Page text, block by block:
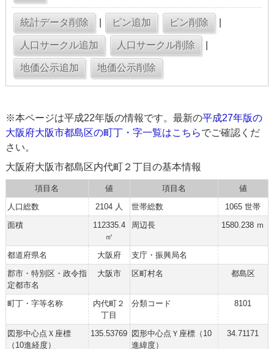
※本ページは平成22年版の情報です。最新の平成27年版の
大阪府大阪市都島区の町丁・字一覧はこちらでご確認くだ
さい。
大阪府大阪市都島区内代町２丁目の基本情報
項目名 値 項目名
値
人口総数
2104 人 世帯総数
1065 世帯
面積
112335.4
㎡
周辺長 1580.238 ｍ
都道府県名 大阪府
支庁・振興局名
郡市・特別区・政令指
定都市名
大阪市 区町村名 都島区
町丁・字等名称
内代町２
丁目
分類コード 8101
図形中心点Ｘ座標
（10進経度）
135.53769 図形中心点Ｙ座標（10
進緯度）
34.71171